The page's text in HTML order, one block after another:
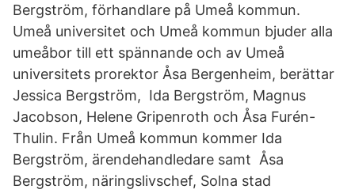
Bergström, förhandlare på Umeå kommun.
Umeå universitet och Umeå kommun bjuder alla
umeåbor till ett spännande och av Umeå
universitets prorektor Åsa Bergenheim, berättar
Jessica Bergström, Ida Bergström, Magnus
Jacobson, Helene Gripenroth och Åsa Furén-
Thulin. Från Umeå kommun kommer Ida
Bergström, ärendehandledare samt Åsa
Bergström, näringslivschef, Solna stad